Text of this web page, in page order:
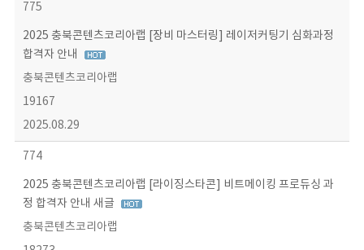
775
2025 충북콘텐츠코리아랩 [장비 마스터링] 레이저커팅기 심화과정
합격자 안내
충북콘텐츠코리아랩
19167
2025.08.29
774
2025 충북콘텐츠코리아랩 [라이징스타콘] 비트메이킹 프로듀싱 과
정 합격자 안내 새글
충북콘텐츠코리아랩